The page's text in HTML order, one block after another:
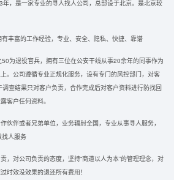
，是一家专业的寻人找人公司，总部设于北京。是北京较
丰富的工作经验，专业、安全、隐私、快捷、靠谱
为退役官兵，拥有三位在公安干线从事20余年的同事作为
。公司遵循专业正规化服务，设有专门的风控部门，对客
查结果只对客户负责，合作完成后对客户资料进行防找回
客户任何资料。
伙伴或者兄弟单位，业务辐射全国，专业从事寻人服务，
找人服务
，对公司负责的态度，坚持“商道以人为本”的管理理念，对
时效没效果的退还所有费用！